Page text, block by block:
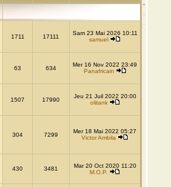
1711 17111
Sam 23 Mai 2026 10:11
samuel
63 634
Mer 16 Nov 2022 23:49
Panafricain
1507 17990
Jeu 21 Juil 2022 20:00
olitank
304 7299
Mer 18 Mai 2022 05:27
Victor Ambila
430 3481
Mar 20 Oct 2020 11:20
M.O.P.